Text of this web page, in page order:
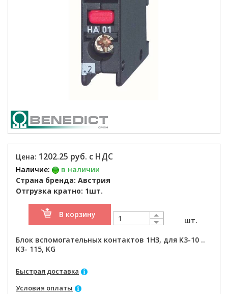
Цена: 1202.25 руб. с НДС
Наличие:
в наличии
Страна бренда: Австрия
Отгрузка кратно: 1шт.
В корзину
шт.
Блок вспомогательных контактов 1НЗ, для K3-10 ..
K3- 115, KG
Быстрая доставка
Условия оплаты